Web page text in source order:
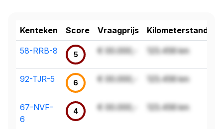
Kenteken Score Vraagprijs Kilometerstand
58-RRB-8 5 € 00.000,- 123.456 km
92-TJR-5 6 € 00.000,- 123.456 km
67-NVF-
6
4 € 00.000,- 123.456 km